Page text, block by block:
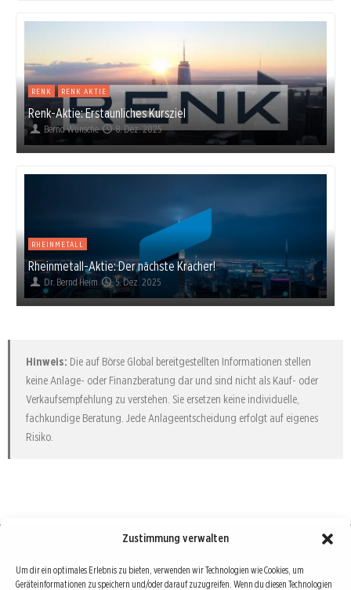
Zustimmung verwalten
Um dir ein optimales Erlebnis zu bieten, verwenden wir Technologien wie Cookies, um
Geräteinformationen zu speichern und/oder darauf zuzugreifen. Wenn du diesen Technologien
RENK RENK AKTIE
Renk-Aktie: Erstaunliches Kursziel
Bernd Wünsche 8. Dez. 2025
RHEINMETALL
Rheinmetall-Aktie: Der nächste Kracher!
Dr. Bernd Heim 5. Dez. 2025
Hinweis: Die auf Börse Global bereitgestellten Informationen stellen
keine Anlage- oder Finanzberatung dar und sind nicht als Kauf- oder
Verkaufsempfehlung zu verstehen. Sie ersetzen keine individuelle,
fachkundige Beratung. Jede Anlageentscheidung erfolgt auf eigenes
Risiko.
Börse : lokal, international, global